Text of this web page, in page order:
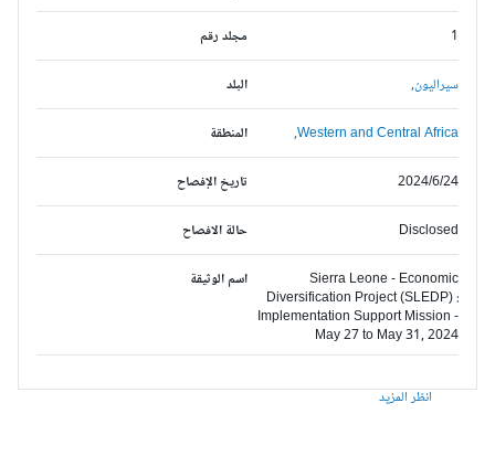
مجلد رقم
البلد سيراليون,
المنطقة Western and Central Africa,
تاريخ الإفصاح 2024/6/24
حالة الافصاح Disclosed
اسم الوثيقة
Sierra Leone - Economic
Diversification Project (SLEDP) :
Implementation Support Mission -
May 27 to May 31, 2024
انظر المزيد